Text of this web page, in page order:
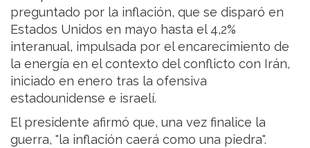
preguntado por la inflación, que se disparó en
Estados Unidos en mayo hasta el 4,2%
interanual, impulsada por el encarecimiento de
la energía en el contexto del conflicto con Irán,
iniciado en enero tras la ofensiva
estadounidense e israelí.
El presidente afirmó que, una vez finalice la
guerra, "la inflación caerá como una piedra".